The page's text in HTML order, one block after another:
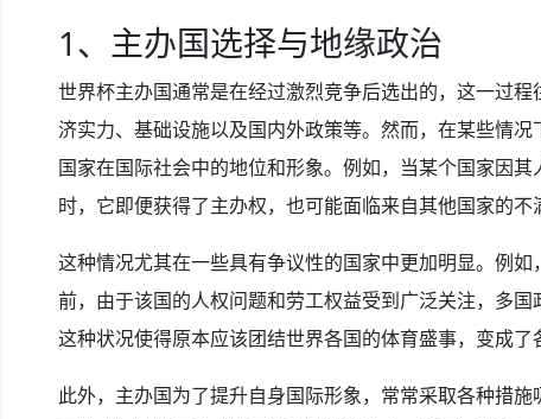
1、主办国选择与地缘政治
世界杯主办国通常是在经过激烈竞争后选出的，这一过
济实力、基础设施以及国内外政策等。然而，在某些情
国家在国际社会中的地位和形象。例如，当某个国家因
时，它即便获得了主办权，也可能面临来自其他国家的不
这种情况尤其在一些具有争议性的国家中更加明显。例
前，由于该国的人权问题和劳工权益受到广泛关注，多国
这种状况使得原本应该团结世界各国的体育盛事，变成了
此外，主办国为了提升自身国际形象，常常采取各种措